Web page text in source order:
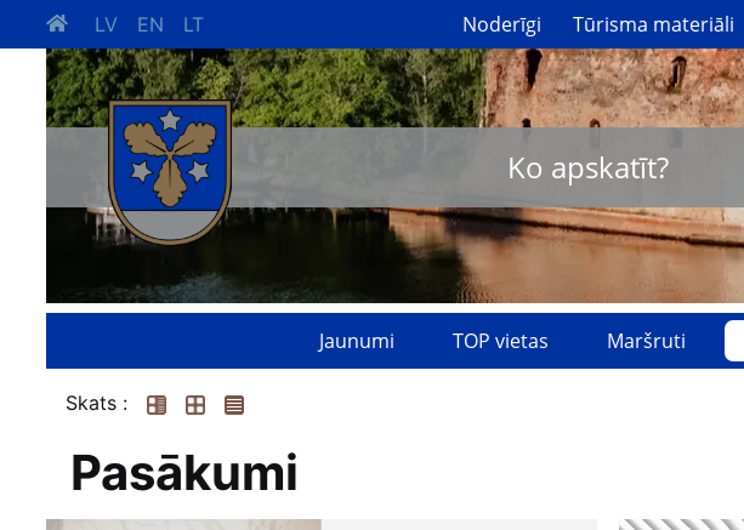
LV EN LT Noderīgi Tūrisma materiāli
Ko apskatīt?
Jaunumi TOP vietas Maršruti
Skats :
Pasākumi